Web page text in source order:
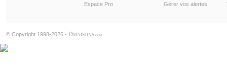
Espace Pro Gérer vos alertes
© Copyright 1998-2026 - DMAISONS .COM